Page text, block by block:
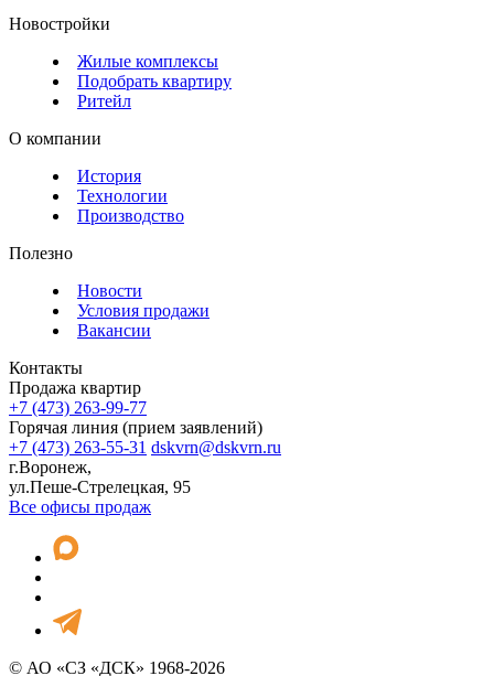
Новостройки
Жилые комплексы
Подобрать квартиру
Ритейл
О компании
История
Технологии
Производство
Полезно
Новости
Условия продажи
Вакансии
Контакты
Продажа квартир
+7 (473) 263-99-77
Горячая линия (прием заявлений)
+7 (473) 263-55-31 dskvrn@dskvrn.ru
г.Воронеж,
ул.Пеше-Стрелецкая, 95
Все офисы продаж
© АО «СЗ «ДСК» 1968-2026